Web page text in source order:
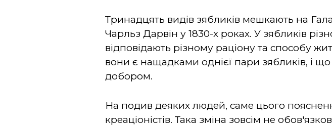
Тринадцять видів зябликів мешкають на
Чарльз Дарвін у 1830-х роках. У зябликів
відповідають різному раціону та способу
вони є нащадками однієї пари зябликів, і
добором.
На подив деяких людей, саме цього
креаціоністів. Така зміна зовсім не